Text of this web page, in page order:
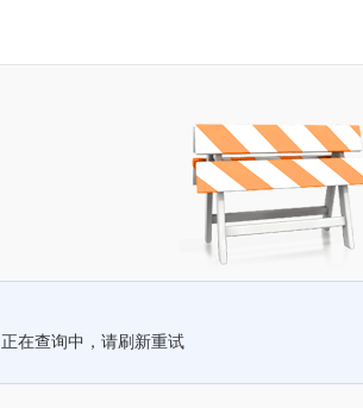
正在查询中，请刷新重试